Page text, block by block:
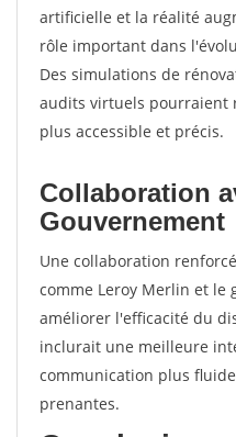
artificielle et la réalité
rôle important dans
Des simulations de
audits virtuels pourraient
plus accessible et précis.
Collaboration
Gouvernement
Une collaboration
comme Leroy Merlin et
améliorer l'efficacité du
inclurait une meilleure
communication plus
prenantes.